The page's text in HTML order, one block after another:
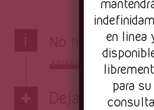
No hay
Agrega el tuyo
Deja una
en linea
para su